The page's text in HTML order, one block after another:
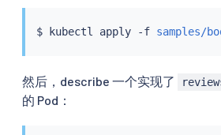
$ kubectl apply -f samples/
然后，describe 一个实现了
的 Pod：